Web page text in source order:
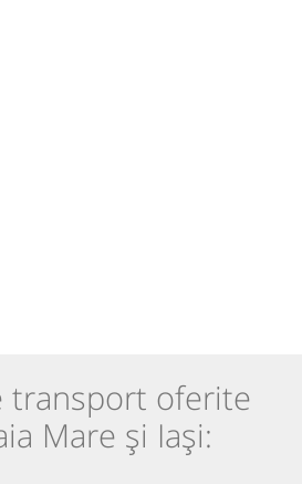
transport oferite
Mare și Iași: